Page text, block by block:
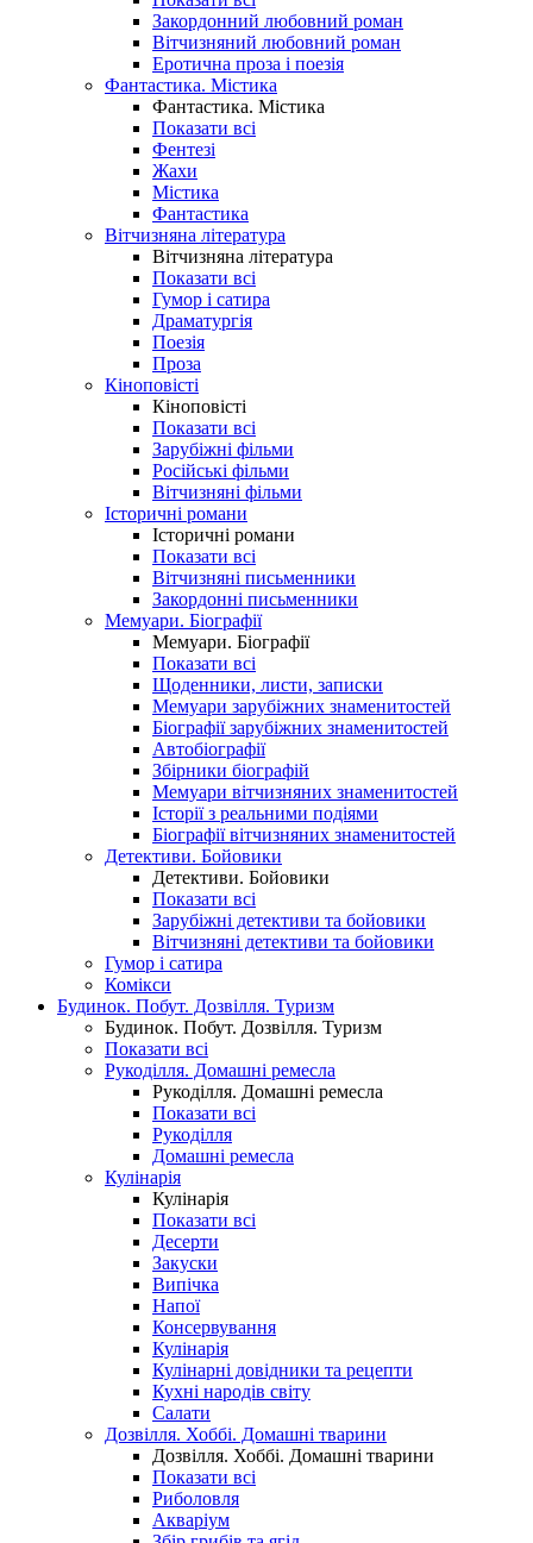
Закордонний любовний роман
Вітчизняний любовний роман
Еротична проза і поезія
Фантастика. Містика
Фантастика. Містика
Показати всі
Фентезі
Жахи
Містика
Фантастика
Вітчизняна література
Вітчизняна література
Показати всі
Гумор і сатира
Драматургія
Поезія
Проза
Кіноповісті
Кіноповісті
Показати всі
Зарубіжні фільми
Російські фільми
Вітчизняні фільми
Історичні романи
Історичні романи
Показати всі
Вітчизняні письменники
Закордонні письменники
Мемуари. Біографії
Мемуари. Біографії
Показати всі
Щоденники, листи, записки
Мемуари зарубіжних знаменитостей
Біографії зарубіжних знаменитостей
Автобіографії
Збірники біографій
Мемуари вітчизняних знаменитостей
Історії з реальними подіями
Біографії вітчизняних знаменитостей
Детективи. Бойовики
Детективи. Бойовики
Показати всі
Зарубіжні детективи та бойовики
Вітчизняні детективи та бойовики
Гумор і сатира
Комікси
Будинок. Побут. Дозвілля. Туризм
Будинок. Побут. Дозвілля. Туризм
Показати всі
Рукоділля. Домашні ремесла
Рукоділля. Домашні ремесла
Показати всі
Рукоділля
Домашні ремесла
Кулінарія
Кулінарія
Показати всі
Десерти
Закуски
Випічка
Напої
Консервування
Кулінарія
Кулінарні довідники та рецепти
Кухні народів світу
Салати
Дозвілля. Хоббі. Домашні тварини
Дозвілля. Хоббі. Домашні тварини
Показати всі
Риболовля
Акваріум